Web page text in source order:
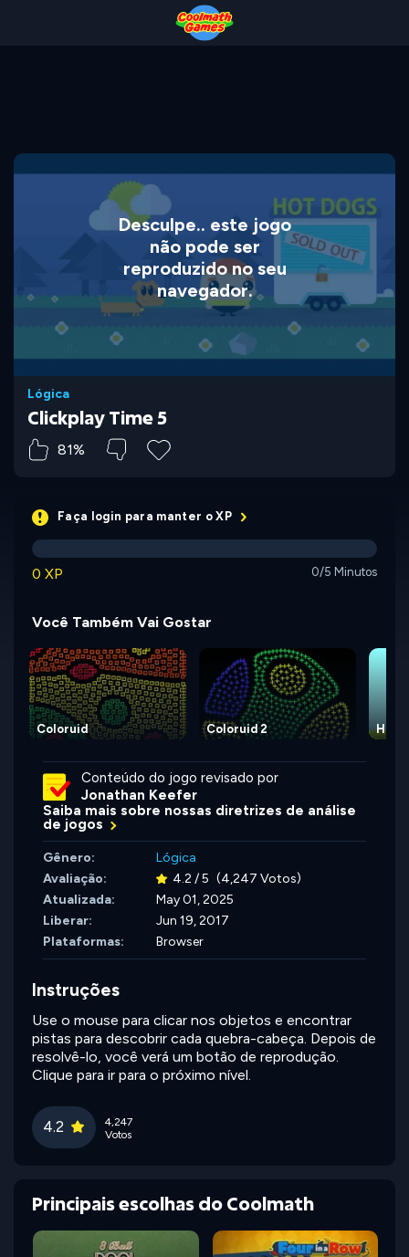
Desculpe.. este jogo
não pode ser
reproduzido no seu
navegador.
Lógica
Clickplay Time 5
81%
Faça login para manter o XP
0 XP 0/5 Minutos
Você Também Vai Gostar
Coloruid Coloruid 2
Conteúdo do jogo revisado por
Jonathan Keefer
Saiba mais sobre nossas diretrizes de análise
de jogos
Gênero:
Lógica
Avaliação:
4.2 / 5 (4,247 Votos)
Atualizada:
May 01, 2025
Liberar:
Jun 19, 2017
Plataformas:
Browser
Instruções
Use o mouse para clicar nos objetos e encontrar
pistas para descobrir cada quebra-cabeça. Depois de
resolvê-lo, você verá um botão de reprodução.
Clique para ir para o próximo nível.
4.2
4,247
Votos
Principais escolhas do Coolmath